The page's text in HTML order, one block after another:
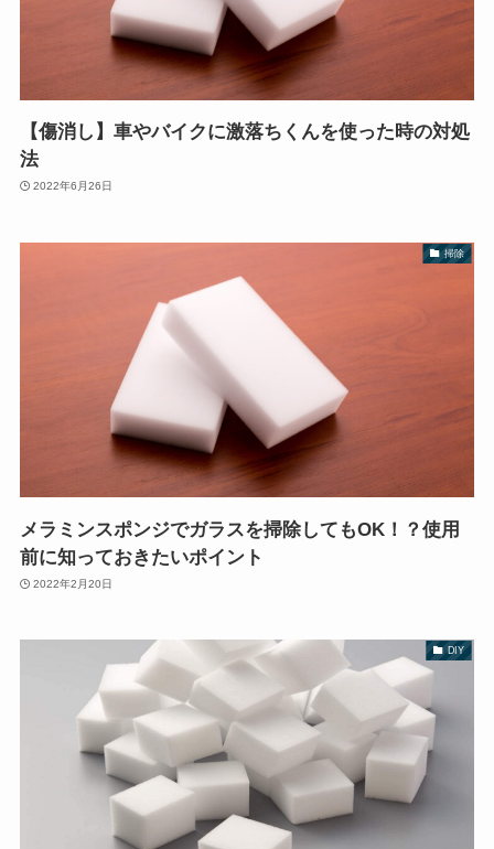
【傷消し】車やバイクに激落ちくんを使った時の対処
法
2022年6月26日
掃除
メラミンスポンジでガラスを掃除してもOK！？使用
前に知っておきたいポイント
2022年2月20日
DIY